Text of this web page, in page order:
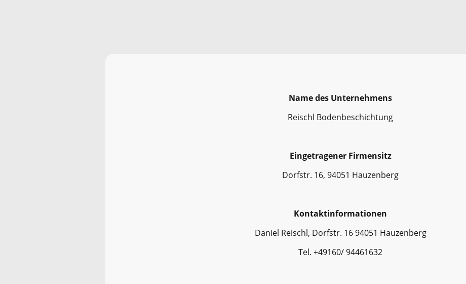
Name des Unternehmens
Reischl Bodenbeschichtung
Eingetragener Firmensitz
Dorfstr. 16, 94051 Hauzenberg
Kontaktinformationen
Daniel Reischl, Dorfstr. 16 94051 Hauzenberg
Tel. +49160/ 94461632